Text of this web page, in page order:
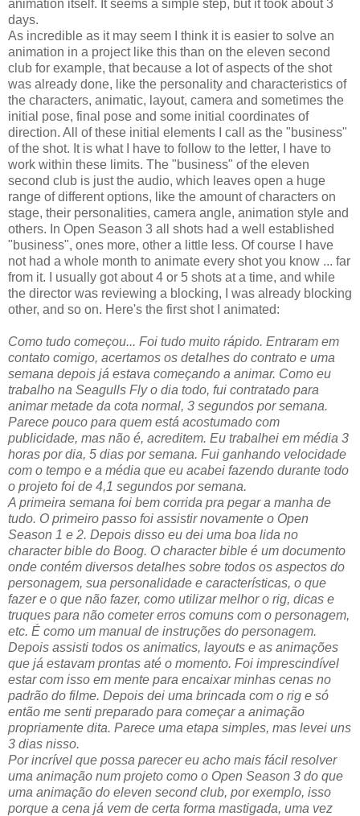
animation itself. It seems a simple step, but it took about 3
days.
As incredible as it may seem I think it is easier to solve an
animation in a project like this than on the eleven second
club for example, that because a lot of aspects of the shot
was already done, like the personality and characteristics of
the characters, animatic, layout, camera and sometimes the
initial pose, final pose and some initial coordinates of
direction. All of these initial elements I call as the "business"
of the shot. It is what I have to follow to the letter, I have to
work within these limits. The "business" of the eleven
second club is just the audio, which leaves open a huge
range of different options, like the amount of characters on
stage, their personalities, camera angle, animation style and
others. In Open Season 3 all shots had a well established
"business", ones more, other a little less. Of course I have
not had a whole month to animate every shot you know ... far
from it. I usually got about 4 or 5 shots at a time, and while
the director was reviewing a blocking, I was already blocking
other, and so on. Here's the first shot I animated:
Como tudo começou... Foi tudo muito rápido. Entraram em
contato comigo, acertamos os detalhes do contrato e uma
semana depois já estava começando a animar. Como eu
trabalho na Seagulls Fly o dia todo, fui contratado para
animar metade da cota normal, 3 segundos por semana.
Parece pouco para quem está acostumado com
publicidade, mas não é, acreditem. Eu trabalhei em média 3
horas por dia, 5 dias por semana. Fui ganhando velocidade
com o tempo e a média que eu acabei fazendo durante todo
o projeto foi de 4,1 segundos por semana.
A primeira semana foi bem corrida pra pegar a manha de
tudo. O primeiro passo foi assistir novamente o Open
Season 1 e 2. Depois disso eu dei uma boa lida no
character bible do Boog. O character bible é um documento
onde contém diversos detalhes sobre todos os aspectos do
personagem, sua personalidade e características, o que
fazer e o que não fazer, como utilizar melhor o rig, dicas e
truques para não cometer erros comuns com o personagem,
etc. É como um manual de instruções do personagem.
Depois assisti todos os animatics, layouts e as animações
que já estavam prontas até o momento. Foi imprescindível
estar com isso em mente para encaixar minhas cenas no
padrão do filme. Depois dei uma brincada com o rig e só
então me senti preparado para começar a animação
propriamente dita. Parece uma etapa simples, mas levei uns
3 dias nisso.
Por incrível que possa parecer eu acho mais fácil resolver
uma animação num projeto como o Open Season 3 do que
uma animação do eleven second club, por exemplo, isso
porque a cena já vem de certa forma mastigada, uma vez